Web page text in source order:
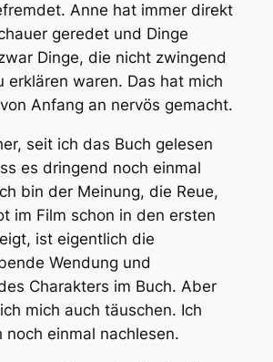
Anne hat immer direkt
geredet und Dinge
Dinge, die nicht zwingend
erklären waren. Das hat mich
Anfang an nervös gemacht.
seit ich das Buch gelesen
es dringend noch einmal
bin der Meinung, die Reue,
im Film schon in den ersten
ist eigentlich die
Wendung und
Charakters im Buch. Aber
mich auch täuschen. Ich
noch einmal nachlesen.